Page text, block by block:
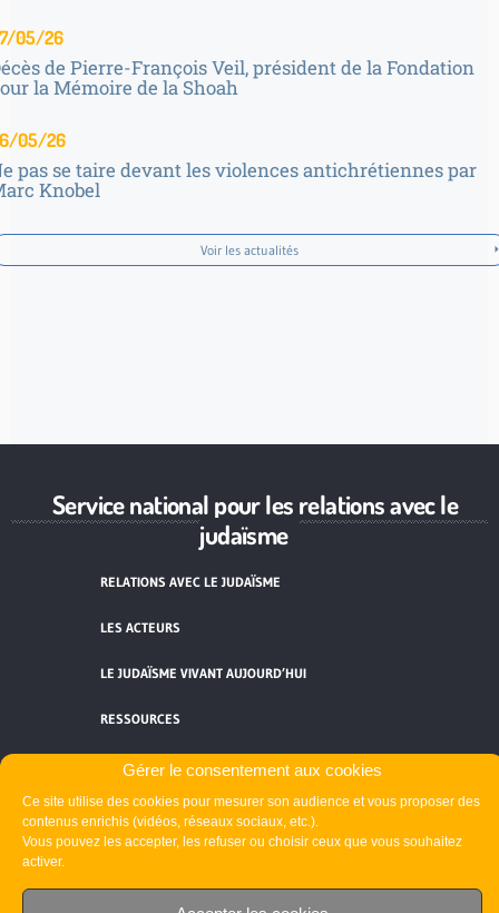
Gérer le consentement aux cookies
Ce site utilise des cookies pour mesurer son audience et vous proposer des
contenus enrichis (vidéos, réseaux sociaux, etc.).
Vous pouvez les accepter, les refuser ou choisir ceux que vous souhaitez
activer.
05/26
de Pierre-François Veil, président de la Fondation
la Mémoire de la Shoah
05/26
pas se taire devant les violences antichrétiennes par
Knobel
Voir les actualités
Service national pour les relations avec le
judaïsme
RELATIONS AVEC LE JUDAÏSME
LES ACTEURS
LE JUDAÏSME VIVANT AUJOURD’HUI
RESSOURCES
ACTUALITÉS
FORMATIONS